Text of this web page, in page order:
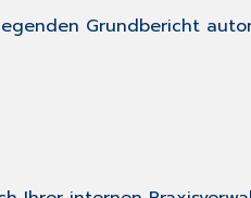
Grundbericht